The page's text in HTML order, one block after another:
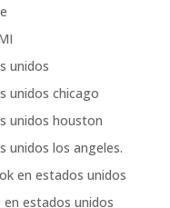
unidos
unidos chicago
unidos houston
unidos los angeles.
en estados unidos
estados unidos